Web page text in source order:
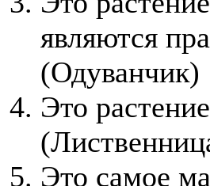
являются
(Одуванчик)
Это
Это самое